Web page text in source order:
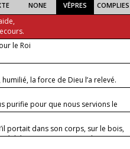
NONE VÊPRES COMPLIES
le Roi
la force de Dieu l’a relevé.
purifie pour que nous servions le
portait dans son corps, sur le bois,
nous vivions pour la justice.